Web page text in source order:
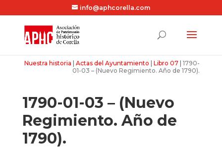
info@aphcorella.com
Nuestra historia |Actas del Ayuntamiento |Libro 07 |1790-
01-03 – (Nuevo Regimiento. Año de 1790).
1790-01-03 – (Nuevo
Regimiento. Año de
1790).